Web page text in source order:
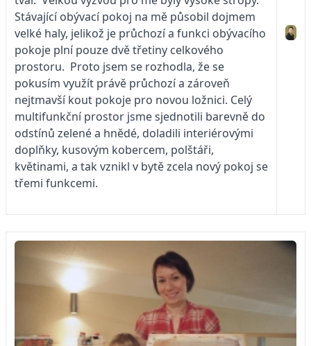
Stávající obývací pokoj na mě působil dojmem
velké haly, jelikož je průchozí a funkci obývacího
pokoje plní pouze dvě třetiny celkového
prostoru. Proto jsem se rozhodla, že se
pokusím využít právě průchozí a zároveň
nejtmavší kout pokoje pro novou ložnici. Celý
multifunkční prostor jsme sjednotili barevně do
odstínů zelené a hnědé, doladili interiérovými
doplňky, kusovým kobercem, polštáři,
květinami, a tak vznikl v bytě zcela nový pokoj se
třemi funkcemi.